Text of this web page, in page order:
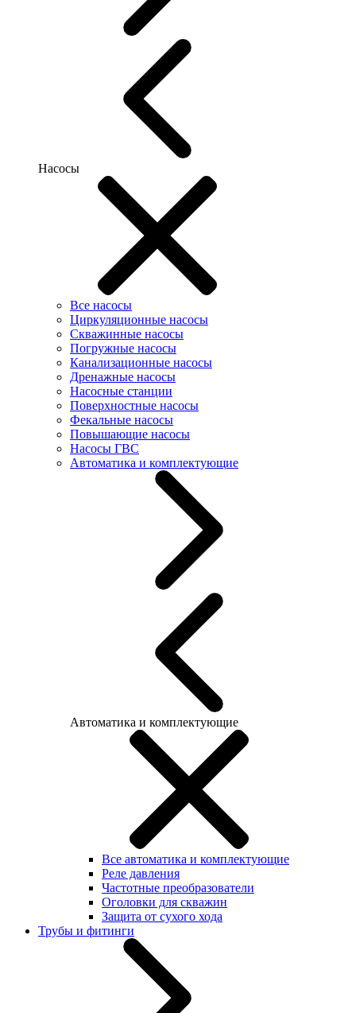
Насосы
Все насосы
Циркуляционные насосы
Скважинные насосы
Погружные насосы
Канализационные насосы
Дренажные насосы
Насосные станции
Поверхностные насосы
Фекальные насосы
Повышающие насосы
Насосы ГВС
Автоматика и комплектующие
Автоматика и комплектующие
Все автоматика и комплектующие
Реле давления
Частотные преобразователи
Оголовки для скважин
Защита от сухого хода
Трубы и фитинги